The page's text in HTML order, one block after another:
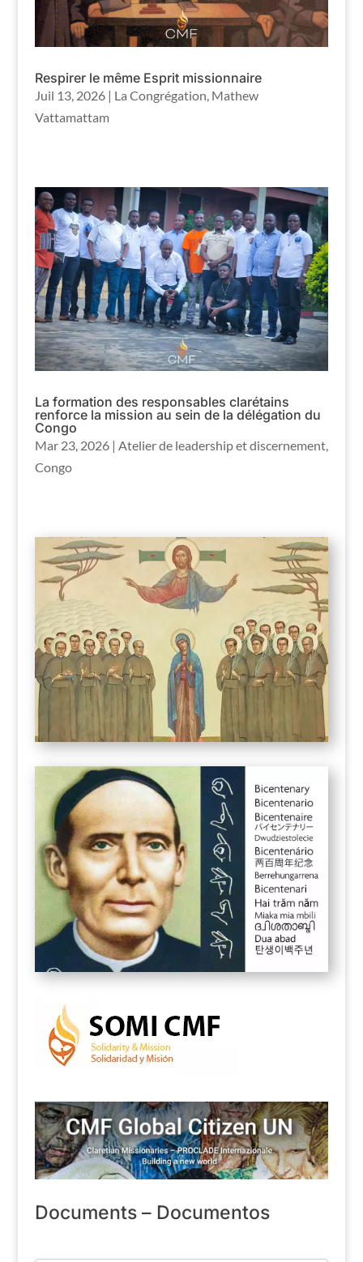
Respirer le même Esprit missionnaire
Juil 13, 2026| La Congrégation, Mathew
Vattamattam
La formation des responsables clarétains
renforce la mission au sein de la délégation du
Congo
Mar 23, 2026| Atelier de leadership et discernement,
Congo
Documents – Documentos